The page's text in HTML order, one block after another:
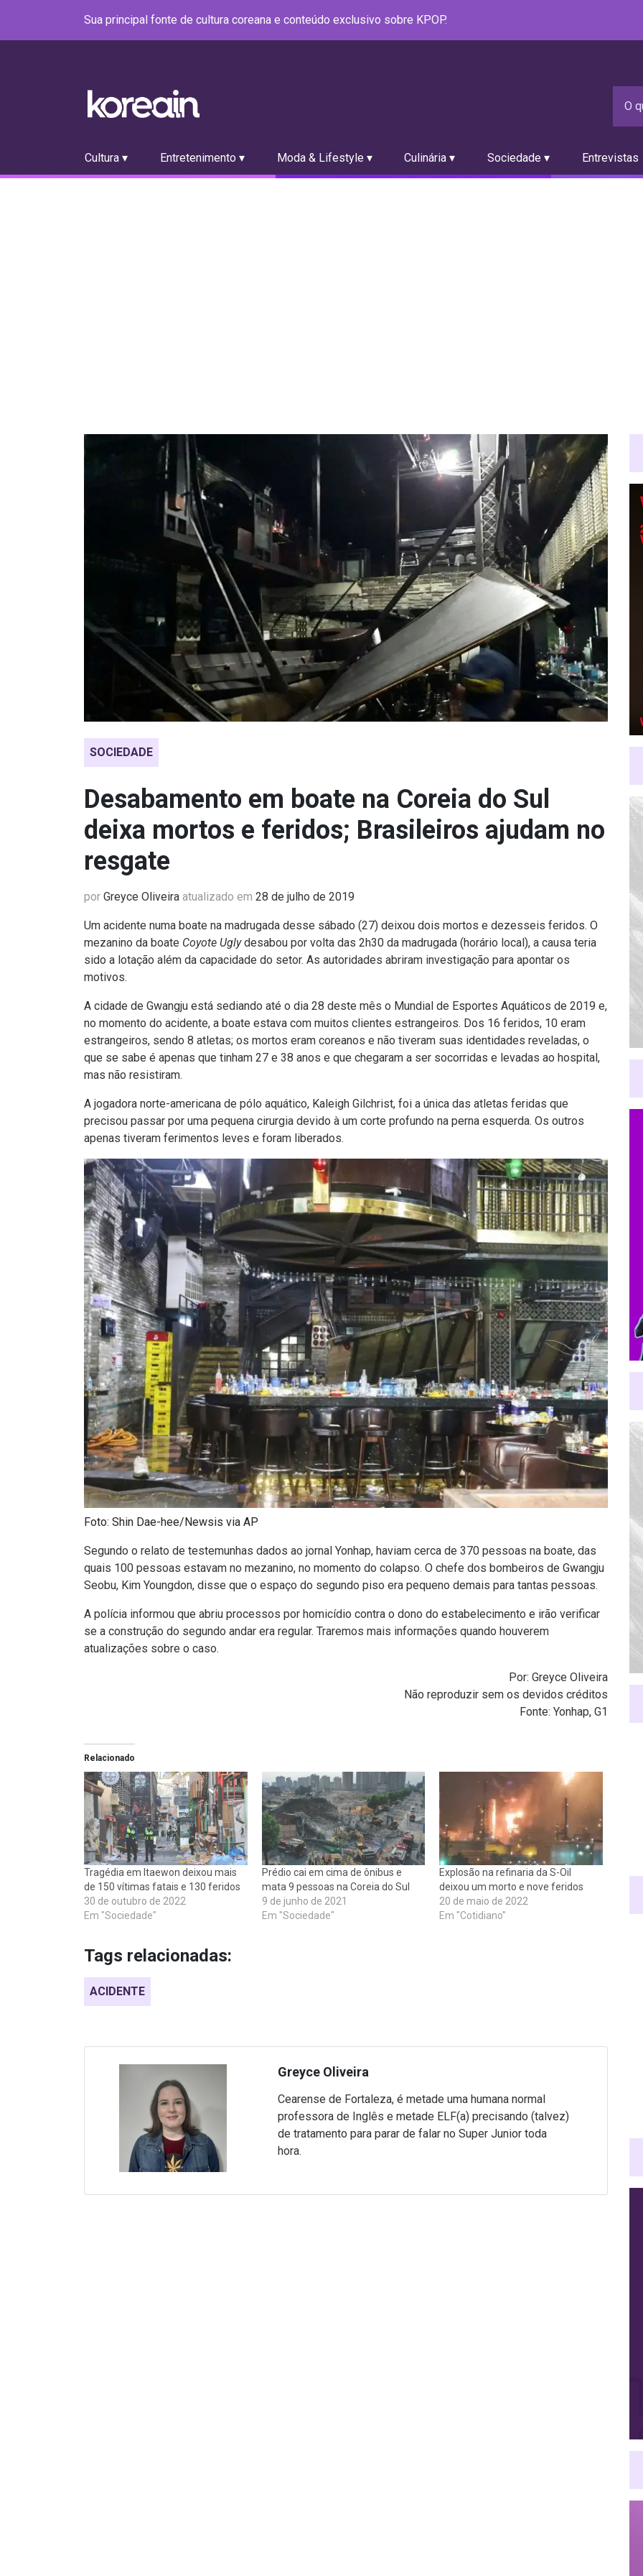
Sua principal fonte de cultura coreana e conteúdo exclusivo sobre KPOP.
Cultura ▾ Entretenimento ▾ Moda & Lifestyle ▾ Culinária ▾ Sociedade ▾ Entrevistas
SOCIEDADE
Desabamento em boate na Coreia do Sul
deixa mortos e feridos; Brasileiros ajudam no
resgate
por Greyce Oliveira atualizado em 28 de julho de 2019
Um acidente numa boate na madrugada desse sábado (27) deixou dois mortos e dezesseis feridos. O
mezanino da boate Coyote Uglydesabou por volta das 2h30 da madrugada (horário local), a causa teria
sido a lotação além da capacidade do setor. As autoridades abriram investigação para apontar os
motivos.
A cidade de Gwangju está sediando até o dia 28 deste mês o Mundial de Esportes Aquáticos de 2019 e,
no momento do acidente, a boate estava com muitos clientes estrangeiros. Dos 16 feridos, 10 eram
estrangeiros, sendo 8 atletas; os mortos eram coreanos e não tiveram suas identidades reveladas, o
que se sabe é apenas que tinham 27 e 38 anos e que chegaram a ser socorridas e levadas ao hospital,
mas não resistiram.
A jogadora norte-americana de pólo aquático, Kaleigh Gilchrist, foi a única das atletas feridas que
precisou passar por uma pequena cirurgia devido à um corte profundo na perna esquerda. Os outros
apenas tiveram ferimentos leves e foram liberados.
Foto: Shin Dae-hee/Newsis via AP
Segundo o relato de testemunhas dados ao jornal Yonhap, haviam cerca de 370 pessoas na boate, das
quais 100 pessoas estavam no mezanino, no momento do colapso. O chefe dos bombeiros de Gwangju
Seobu, Kim Youngdon, disse que o espaço do segundo piso era pequeno demais para tantas pessoas.
A polícia informou que abriu processos por homicídio contra o dono do estabelecimento e irão verificar
se a construção do segundo andar era regular. Traremos mais informações quando houverem
atualizações sobre o caso.
Por: Greyce Oliveira
Não reproduzir sem os devidos créditos
Fonte: Yonhap, G1
Relacionado
Tragédia em Itaewon deixou mais
de 150 vítimas fatais e 130 feridos
30 de outubro de 2022
Em "Sociedade"
Prédio cai em cima de ônibus e
mata 9 pessoas na Coreia do Sul
9 de junho de 2021
Em "Sociedade"
Explosão na refinaria da S-Oil
deixou um morto e nove feridos
20 de maio de 2022
Em "Cotidiano"
Tags relacionadas:
ACIDENTE
Greyce Oliveira
Cearense de Fortaleza, é metade uma humana normal
professora de Inglês e metade ELF(a) precisando (talvez)
de tratamento para parar de falar no Super Junior toda
hora.